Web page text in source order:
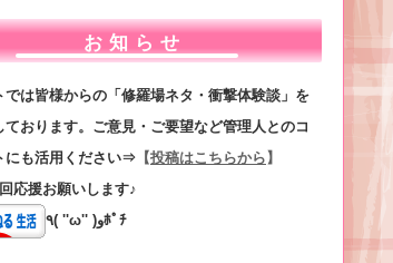
お知らせ
では皆様からの「修羅場ネタ・衝撃体験談」を
ております。ご意見・ご要望など管理人とのコ
にも活用ください⇒ 【投稿はこちらから 】
応援お願いします♪
٩( ''ω'' )وﾎﾟﾁ